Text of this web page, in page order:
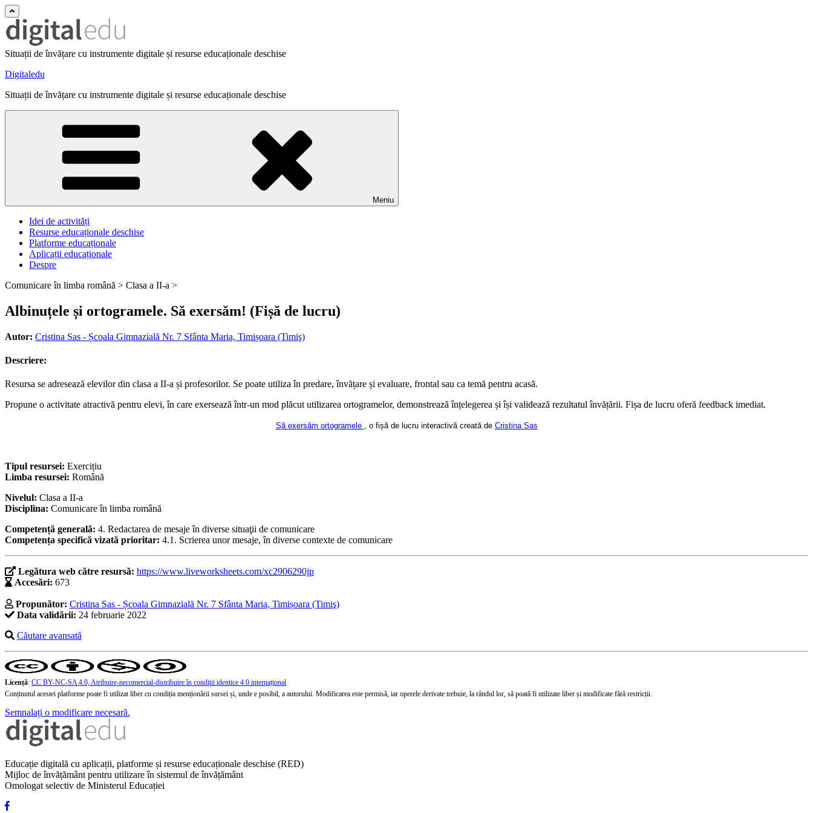
Situații de învățare cu instrumente digitale și resurse educaționale deschise
Digitaledu
Situații de învățare cu instrumente digitale și resurse educaționale deschise
Meniu
Idei de activități
Resurse educaționale deschise
Platforme educaționale
Aplicații educaționale
Despre
Comunicare în limba română > Clasa a II-a >
Albinuțele și ortogramele. Să exersăm! (Fișă de lucru)
Autor: Cristina Sas - Școala Gimnazială Nr. 7 Sfânta Maria, Timișoara (Timiş)
Descriere:
Resursa se adresează elevilor din clasa a II-a și profesorilor. Se poate utiliza în predare, învățare și evaluare, frontal sau ca temă pentru acasă.
Propune o activitate atractivă pentru elevi, în care exersează într-un mod plăcut utilizarea ortogramelor, demonstrează înțelegerea și își validează rezultatul învățării. Fișa de lucru oferă feedback imediat.
Să exersăm ortogramele , o fișă de lucru interactivă creată de Cristina Sas
Tipul resursei: Exercițiu
Limba resursei: Română
Nivelul: Clasa a II-a
Disciplina: Comunicare în limba română
Competență generală: 4. Redactarea de mesaje în diverse situaţii de comunicare
Competența specifică vizată prioritar: 4.1. Scrierea unor mesaje, în diverse contexte de comunicare
Legătura web către resursă: https://www.liveworksheets.com/xc2906290jp
Accesări: 673
Propunător: Cristina Sas - Școala Gimnazială Nr. 7 Sfânta Maria, Timișoara (Timiş)
Data validării: 24 februarie 2022
Căutare avansată
Licență: CC BY-NC-SA 4.0, Atribuire-necomercial-distribuire în condiţii identice 4.0 internațional
Conținutul acestei platforme poate fi utilizat liber cu condiția menționării sursei și, unde e posibil, a autorului. Modificarea este permisă, iar operele derivate trebuie, la rândul lor, să poată fi utilizate liber și modificate fără restricții.
Semnalați o modificare necesară.
Educație digitală cu aplicații, platforme și resurse educaționale deschise (RED)
Mijloc de învățământ pentru utilizare în sistemul de învățământ
Omologat selectiv de Ministerul Educației